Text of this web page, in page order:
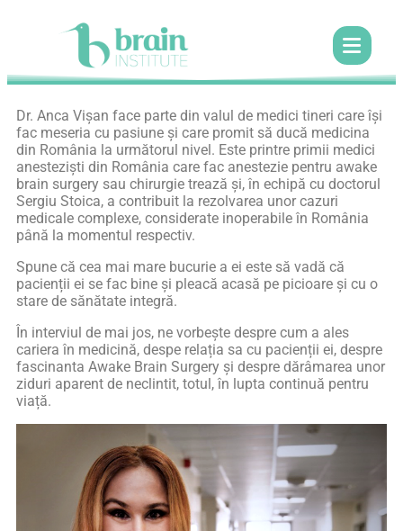
Dr. Anca Vișan face parte din valul de medici tineri care își
fac meseria cu pasiune și care promit să ducă medicina
din România la următorul nivel. Este printre primii medici
anesteziști din România care fac anestezie pentru awake
brain surgery sau chirurgie trează și, în echipă cu doctorul
Sergiu Stoica, a contribuit la rezolvarea unor cazuri
medicale complexe, considerate inoperabile în România
până la momentul respectiv.
Spune că cea mai mare bucurie a ei este să vadă că
pacienții ei se fac bine și pleacă acasă pe picioare și cu o
stare de sănătate integră.
În interviul de mai jos, ne vorbește despre cum a ales
cariera în medicină, despe relația sa cu pacienții ei, despre
fascinanta Awake Brain Surgery și despre dărâmarea unor
ziduri aparent de neclintit, totul, în lupta continuă pentru
viață.